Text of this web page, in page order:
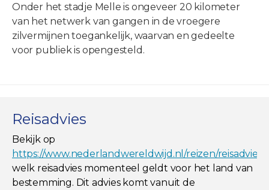
Onder het stadje Melle is ongeveer 20 kilometer
van het netwerk van gangen in de vroegere
zilvermijnen toegankelijk, waarvan en gedeelte
voor publiek is opengesteld.
Reisadvies
Bekijk op
https://www.nederlandwereldwijd.nl/reizen/
welk reisadvies momenteel geldt voor het land van
bestemming. Dit advies komt vanuit de